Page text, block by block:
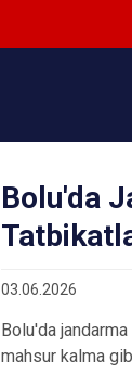
Bolu'da
03.06.2026
Bolu'da
mahsur kalma